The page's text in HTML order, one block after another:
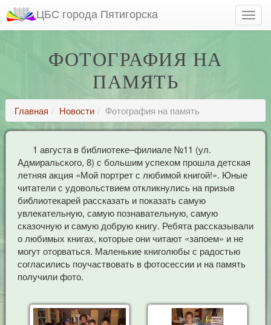
ЦБС города Пятигорска
ФОТОГРАФИЯ НА
ПАМЯТЬ
Главная Новости Фотография на память
1 августа в библиотеке–филиале №11 (ул.
Адмиральского, 8) с большим успехом прошла детская
летняя акция «Мой портрет с любимой книгой!». Юные
читатели с удовольствием откликнулись на призыв
библиотекарей рассказать и показать самую
увлекательную, самую познавательную, самую
сказочную и самую добрую книгу. Ребята рассказывали
о любимых книгах, которые они читают «запоем» и не
могут оторваться. Маленькие книголюбы с радостью
согласились поучаствовать в фотосессии и на память
получили фото.